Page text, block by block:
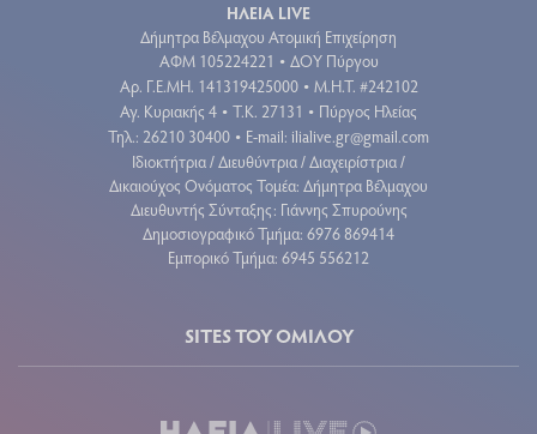
ΗΛΕΙΑ LIVE
Δήμητρα Βέλμαχου Ατομική Επιχείρηση
ΑΦΜ 105224221 • ΔΟΥ Πύργου
Aρ. Γ.Ε.ΜΗ. 141319425000 • Μ.Η.Τ. #242102
Αγ. Κυριακής 4 • Τ.Κ. 27131 • Πύργος Ηλείας
Τηλ.: 26210 30400 • E-mail: ilialive.gr@gmail.com
Ιδιοκτήτρια / Διευθύντρια / Διαχειρίστρια /
Δικαιούχος Ονόματος Τομέα: Δήμητρα Βέλμαχου
Διευθυντής Σύνταξης: Γιάννης Σπυρούνης
Δημοσιογραφικό Τμήμα: 6976 869414
Εμπορικό Τμήμα: 6945 556212
SITES ΤΟΥ ΟΜΙΛΟΥ